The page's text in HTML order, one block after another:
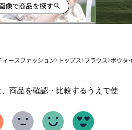
像で商品を探す
ィースファッション トップス ブラウス ボウタ
商品を確認・比較するうえで使